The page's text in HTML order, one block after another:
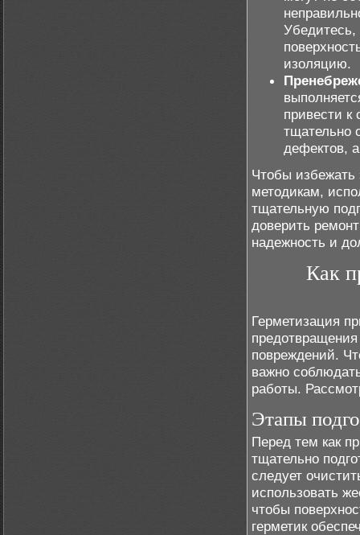
Убедитесь,
изоляцию.
привести
тщательно
дефектов,
Чтобы избежать
методикам,
тщательную
доверить
надежность и
Как
Герметизация
повреждений.
важно
работы.
Этапы
Перед тем как
тщательно
следует
использовать
чтобы
герметик